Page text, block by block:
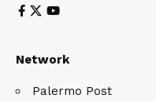
Network
Palermo Post